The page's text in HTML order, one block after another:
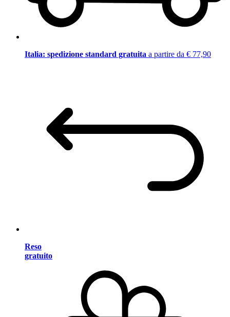
Italia: spedizione standard gratuita a partire da € 77,90
Reso
gratuito